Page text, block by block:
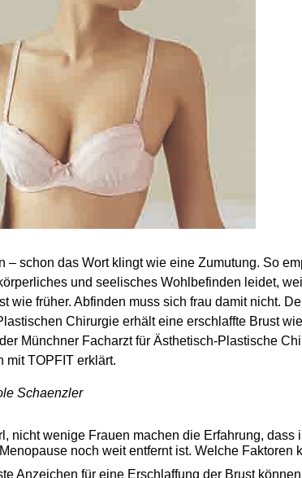
– schon das Wort klingt wie eine Zumutung. So
und seelisches Wohlbefinden leidet,
wie früher. Abfinden muss sich frau damit nicht.
Chirurgie erhält eine erschlaffte Brust
Münchner Facharzt für Ästhetisch-Plastische
mit TOPFIT erklärt.
Schaenzler
nicht wenige Frauen machen die Erfahrung, dass
noch weit entfernt ist. Welche Faktoren
Anzeichen für eine Erschlaffung der Brust